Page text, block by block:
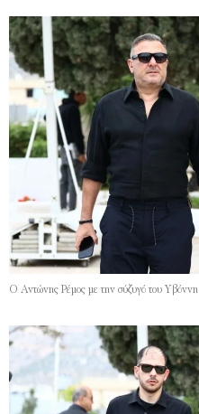
Ο Αντώνης Ρέμος με την σύζυγό του Υβόννη